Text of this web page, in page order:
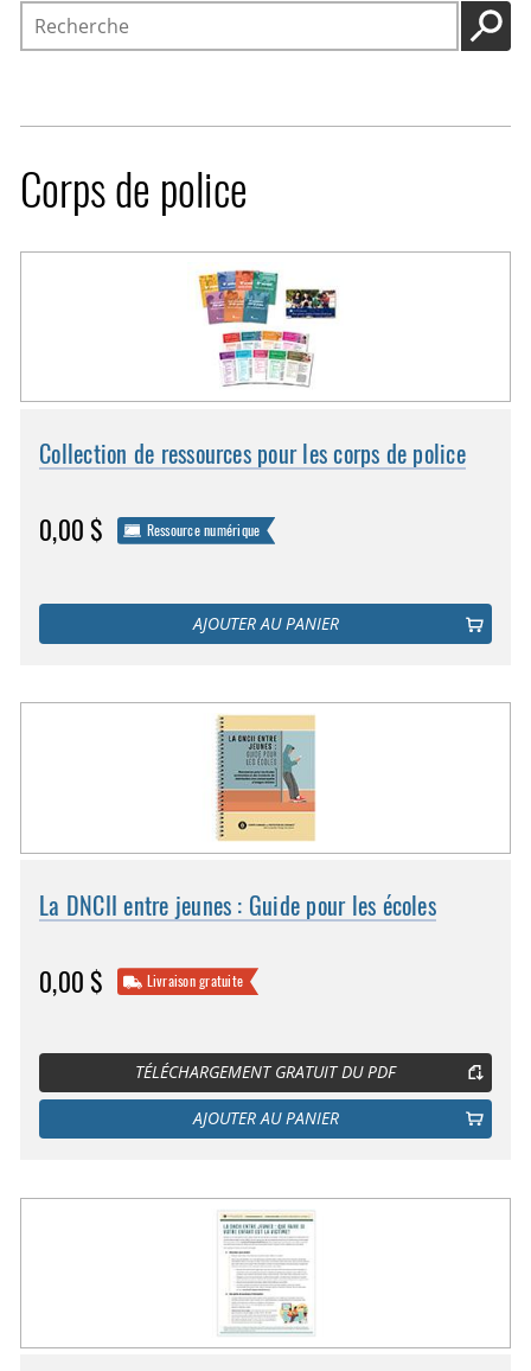
Recherche
Corps de police
Collection de ressources pour les corps de police
0,00 $ Ressource numérique
AJOUTER AU PANIER
La DNCII entre jeunes : Guide pour les écoles
0,00 $ Livraison gratuite
TÉLÉCHARGEMENT GRATUIT DU PDF
AJOUTER AU PANIER